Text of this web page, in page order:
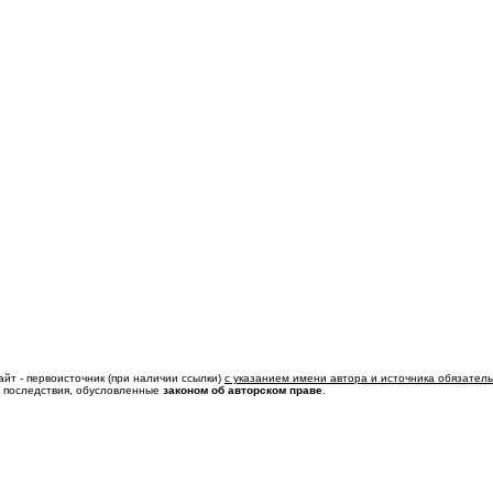
- первоисточник (при наличии ссылки) с указанием имени автора и источника
обусловленные законом об авторском праве